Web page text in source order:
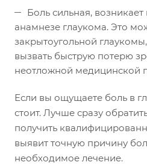
Боль сильная, возникает
анамнезе глаукома. Это
закрытоугольной
вызвать быструю потерю
неотложной медицинской
Если вы ощущаете боль в
стоит. Лучше сразу
получить
выявит точную причину
необходимое лечение.